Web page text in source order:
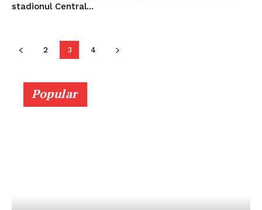
StirileMedia.ro
Despre noi
Contactați-ne
Politica cookie-uri
Politica de Confidențialitate
stadionul Central...
2 3 4
Popular